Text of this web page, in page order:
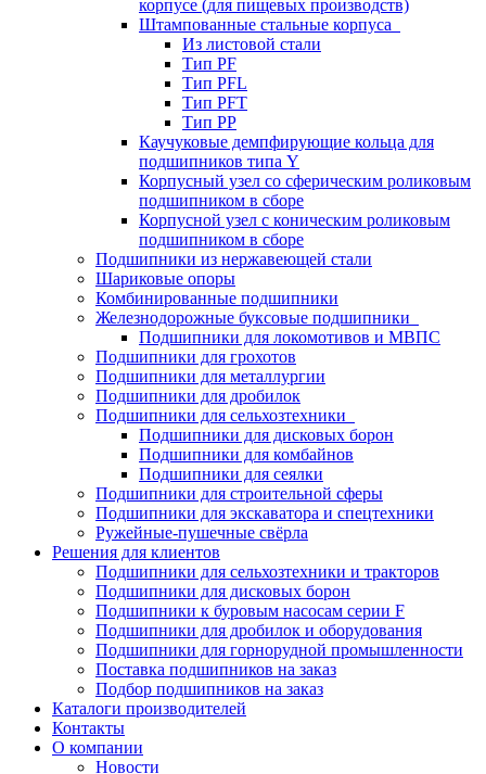
корпусе (для пищевых производств)
Штампованные стальные корпуса
Из листовой стали
Тип PF
Тип PFL
Тип PFT
Тип PP
Каучуковые демпфирующие кольца для
подшипников типа Y
Корпусный узел со сферическим роликовым
подшипником в сборе
Корпусной узел с коническим роликовым
подшипником в сборе
Подшипники из нержавеющей стали
Шариковые опоры
Комбинированные подшипники
Железнодорожные буксовые подшипники
Подшипники для локомотивов и МВПС
Подшипники для грохотов
Подшипники для металлургии
Подшипники для дробилок
Подшипники для сельхозтехники
Подшипники для дисковых борон
Подшипники для комбайнов
Подшипники для сеялки
Подшипники для строительной сферы
Подшипники для экскаватора и спецтехники
Ружейные-пушечные свёрла
Решения для клиентов
Подшипники для сельхозтехники и тракторов
Подшипники для дисковых борон
Подшипники к буровым насосам серии F
Подшипники для дробилок и оборудования
Подшипники для горнорудной промышленности
Поставка подшипников на заказ
Подбор подшипников на заказ
Каталоги производителей
Контакты
О компании
Новости